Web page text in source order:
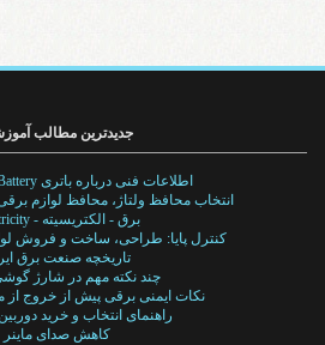
جدیدترین مطالب
اطلاعات فنی درباره باتری Battery و انواع باتری
انتخاب محافظ ولتاژ، محافظ لوازم
برق - الکتریسیته - Electricity
کنترل پایا: طراحی، ساخت و فروش
تاریخچه صنعت برق
چند نکته مهم در شارژ
نکات ایمنی برقی پیش از خروج از
راهنمای انتخاب و خرید
کاهش صدای ماینر